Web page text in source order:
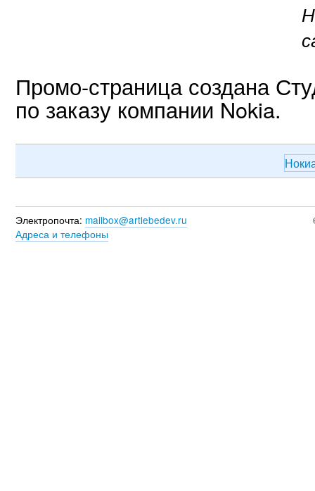
Промо-страница создана
по заказу компании Nokia.
Электропочта: mailbox@artlebedev.ru
Адреса и телефоны